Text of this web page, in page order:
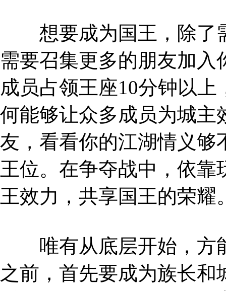
想要成为国王，除了
需要召集更多的朋友加
成员占领王座10分钟以
何能够让众多成员为城主
友，看看你的江湖情义够
王位。在争夺战中，依
王效力，共享国王的荣耀
唯有从底层开始，方
之前，首先要成为族长